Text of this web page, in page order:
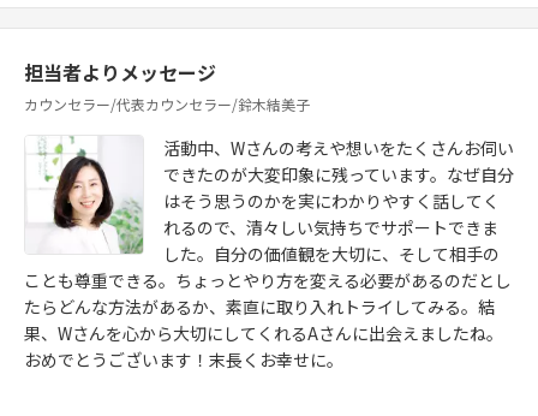
担当者よりメッセージ
カウンセラー/代表カウンセラー/鈴木結美子
活動中、Wさんの考えや想いをたくさんお伺い
できたのが大変印象に残っています。なぜ自分
はそう思うのかを実にわかりやすく話してく
れるので、清々しい気持ちでサポートできま
した。自分の価値観を大切に、そして相手の
ことも尊重できる。ちょっとやり方を変える必要があるのだとし
たらどんな方法があるか、素直に取り入れトライしてみる。結
果、Wさんを心から大切にしてくれるAさんに出会えましたね。
おめでとうございます！末長くお幸せに。